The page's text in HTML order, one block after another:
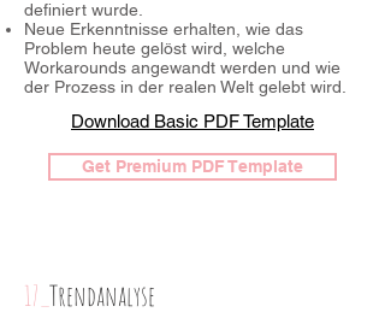
definiert wurde.
Neue Erkenntnisse erhalten, wie das
Problem heute gelöst wird, welche
Workarounds angewandt werden und wie
der Prozess in der realen Welt gelebt wird.
Download Basic PDF Template
Get Premium PDF Template
17_ Trendanalyse